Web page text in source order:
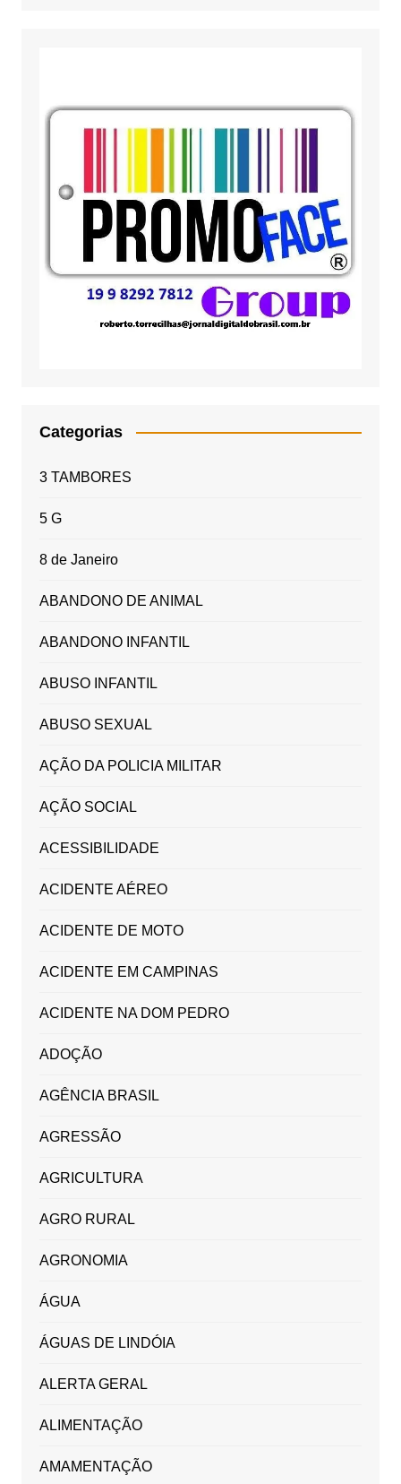
Categorias
3 TAMBORES
5 G
8 de Janeiro
ABANDONO DE ANIMAL
ABANDONO INFANTIL
ABUSO INFANTIL
ABUSO SEXUAL
AÇÃO DA POLICIA MILITAR
AÇÃO SOCIAL
ACESSIBILIDADE
ACIDENTE AÉREO
ACIDENTE DE MOTO
ACIDENTE EM CAMPINAS
ACIDENTE NA DOM PEDRO
ADOÇÃO
AGÊNCIA BRASIL
AGRESSÃO
AGRICULTURA
AGRO RURAL
AGRONOMIA
ÁGUA
ÁGUAS DE LINDÓIA
ALERTA GERAL
ALIMENTAÇÃO
AMAMENTAÇÃO